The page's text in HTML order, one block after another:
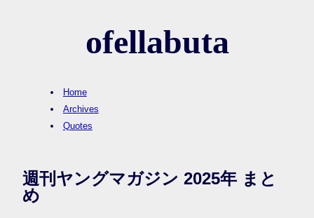
ofellabuta
Home
Archives
Quotes
週刊ヤングマガジン 2025年 まと
め